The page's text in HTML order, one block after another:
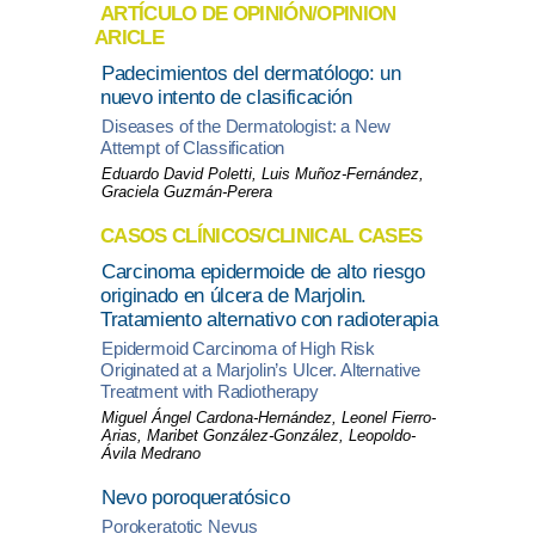
ARTÍCULO DE OPINIÓN/OPINION
ARICLE
Padecimientos del dermatólogo: un
nuevo intento de clasificación
Diseases of the Dermatologist: a New
Attempt of Classification
Eduardo David Poletti, Luis Muñoz-Fernández,
Graciela Guzmán-Perera
CASOS CLÍNICOS/CLINICAL CASES
Carcinoma epidermoide de alto riesgo
originado en úlcera de Marjolin.
Tratamiento alternativo con radioterapia
Epidermoid Carcinoma of High Risk
Originated at a Marjolin’s Ulcer. Alternative
Treatment with Radiotherapy
Miguel Ángel Cardona-Hernández, Leonel Fierro-
Arias, Maribet González-González, Leopoldo-
Ávila Medrano
Nevo poroqueratósico
Porokeratotic Nevus